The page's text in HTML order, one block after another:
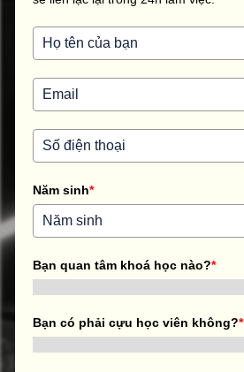
Năm sinh*
Bạn quan tâm khoá học nào?*
Bạn có phải cựu học viên không?*